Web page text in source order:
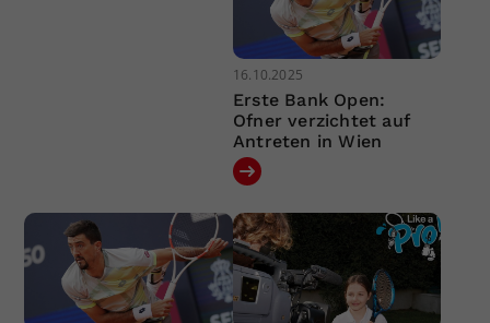
16.10.2025
Erste Bank Open:
Ofner verzichtet auf
Antreten in Wien